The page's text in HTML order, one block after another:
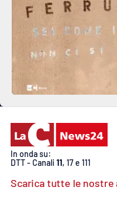
In onda su:
DTT - Canali 11, 17 e 111
Scarica tutte le nostre